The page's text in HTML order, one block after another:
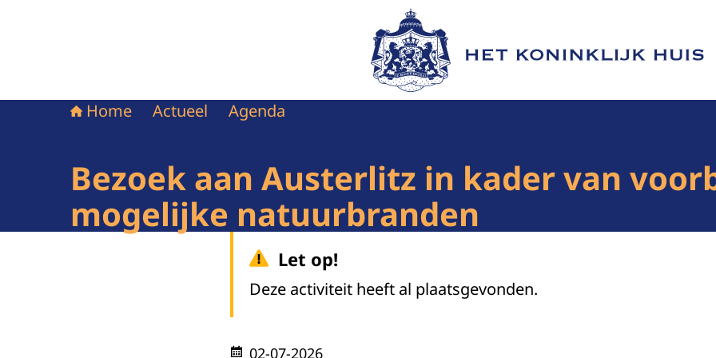
Naar de homepage van Het Koninklijk Huis
Home Actueel Agenda
Bezoek aan Austerlitz in kader van
mogelijke natuurbranden
Let op!
Deze activiteit heeft al plaatsgevonden.
02-07-2026